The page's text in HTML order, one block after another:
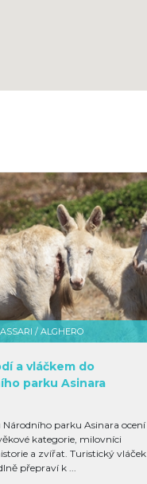
/ ALGHERO
a vláčkem do
parku Asinara
Národního parku Asinara ocení
kategorie, milovníci
a zvířat. Turistický vláček
přepraví k ...